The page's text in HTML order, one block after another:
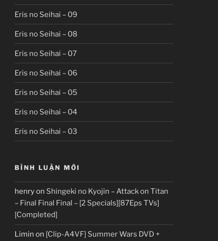
Eris no Seihai – 09
Eris no Seihai – 08
Eris no Seihai – 07
Eris no Seihai – 06
Eris no Seihai – 05
Eris no Seihai – 04
Eris no Seihai – 03
BÌNH LUẬN MỚI
henryon Shingeki no Kyojin – Attack on Titan
– Final Final Final – [2 Specials][87Eps TVs]
[Completed]
Limin on [Clip-A4VF] Summer Wars DVD +